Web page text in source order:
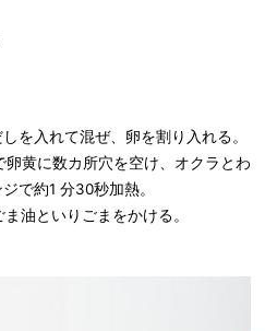
を入れて混ぜ、卵を割り入れる。
黄に数カ所穴を空け、オクラとわ
で約1 分30秒加熱。
油といりごまをかける。